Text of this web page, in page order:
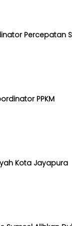
Percepatan
PPKM
Kota Jayapura